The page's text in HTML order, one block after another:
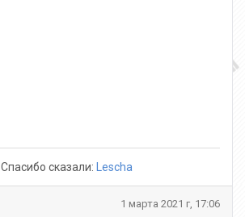
Спасибо сказали: Lescha
1 марта 2021 г, 17:06